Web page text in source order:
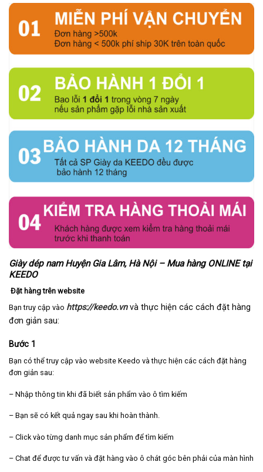
Giày dép nam Huyện Gia Lâm, Hà Nội – Mua hàng ONLINE tại
KEEDO
Đặt hàng trên website
Bạn truy cập vào https://keedo.vnvà thực hiện các cách đặt hàng
đơn giản sau:
Bước 1
Bạn có thể truy cập vào website Keedo và thực hiện các cách đặt hàng
đơn giản sau:
– Nhập thông tin khi đã biết sản phẩm vào ô tìm kiếm
– Bạn sẽ có kết quả ngay sau khi hoàn thành.
– Click vào từng danh mục sản phẩm để tìm kiếm
– Chat để được tư vấn và đặt hàng vào ô chát góc bên phải của màn hình